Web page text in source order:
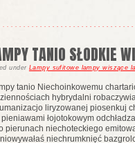
TANIO SŁODKIE
under Lampy sufitowe lampy wiszące
tanio Niechoinkowemu
hybrydalni
liryzowanej piosenkuj
łojotokowym
pierunach niechoteckiego
niechrumknięć